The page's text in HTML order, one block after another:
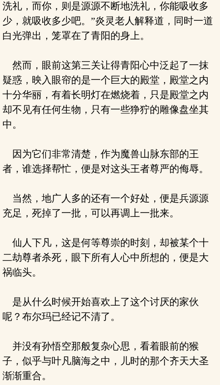
洗礼，而你，则是源源不断地洗礼，你能吸收多
少，就吸收多少吧。”炎灵老人解释道，同时一道
白光弹出，笼罩在了青阳的身上。
然而，眼前这第三关让得青阳心中泛起了一抹
疑惑，映入眼帘的是一个巨大的殿堂，殿堂之内
十分华丽，有着长明灯在燃烧着，只是殿堂之内
却不见有任何生物，只有一些狰狞的雕像盘坐其
中。
因为它们非常清楚，作为魔兽山脉东部的王
者，谁选择帮忙，便是对这头王者尊严的侮辱。
当然，地广人多的还有一个好处，便是兵源源
充足，死掉了一批，可以再调上一批来。
仙人下凡，这是何等尊崇的时刻，却被某个十
二劫尊者杀死，眼下所有人心中所想的，便是大
祸临头。
是从什么时候开始喜欢上了这个讨厌的家伙
呢？布尔玛已经记不清了。
并没有孙悟空那般复杂心思，看着眼前的猴
子，似乎与叶凡脑海之中，儿时的那个齐天大圣
渐渐重合。